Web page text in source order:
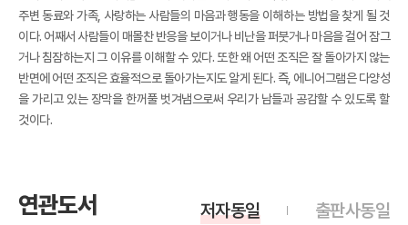
주변 동료와 가족, 사랑하는 사람들의 마음과 행동을 이해하는 방법을 찾게 될 것
이다. 어째서 사람들이 매몰찬 반응을 보이거나 비난을 퍼붓거나 마음을 걸어 잠그
거나 침잠하는지 그 이유를 이해할 수 있다. 또한 왜 어떤 조직은 잘 돌아가지 않는
반면에 어떤 조직은 효율적으로 돌아가는지도 알게 된다. 즉, 에니어그램은 다양성
을 가리고 있는 장막을 한꺼풀 벗겨냄으로써 우리가 남들과 공감할 수 있도록 할
것이다.
연관도서 출판사동일
저자동일